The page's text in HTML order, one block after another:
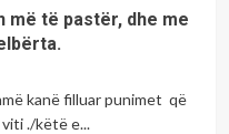
më të pastër, dhe me
filluar punimet që
./këtë e...